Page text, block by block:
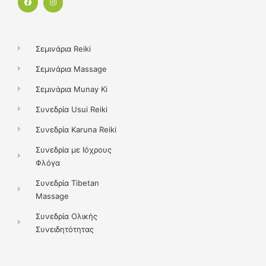
a
n
m
Σεμινάρια Reiki
Σεμινάρια Massage
Σεμινάρια Munay Ki
Συνεδρία Usui Reiki
Συνεδρία Karuna Reiki
Συνεδρία με Ιόχρους
Φλόγα
Συνεδρία Tibetan
Massage
Συνεδρία Ολικής
Συνειδητότητας